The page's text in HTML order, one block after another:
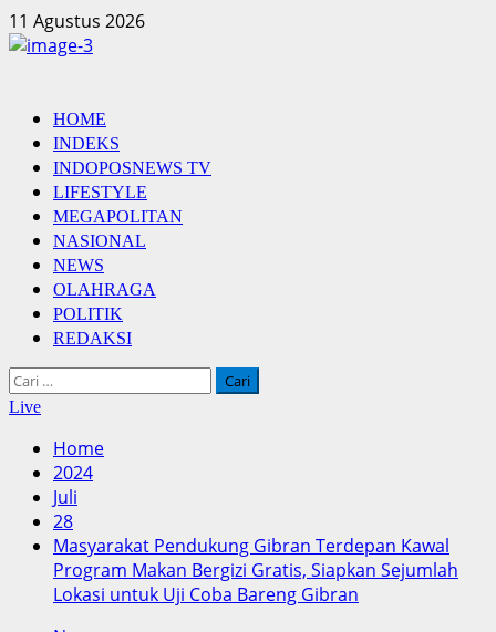
Skip
to
11 Agustus 2026
Primary
Menu
HOME
INDEKS
INDOPOSNEWS TV
LIFESTYLE
MEGAPOLITAN
NASIONAL
NEWS
OLAHRAGA
POLITIK
REDAKSI
Cari
untuk:
Live
Home
2024
Juli
28
Masyarakat Pendukung Gibran Terdepan Kawal
Program Makan Bergizi Gratis, Siapkan Sejumlah
Lokasi untuk Uji Coba Bareng Gibran